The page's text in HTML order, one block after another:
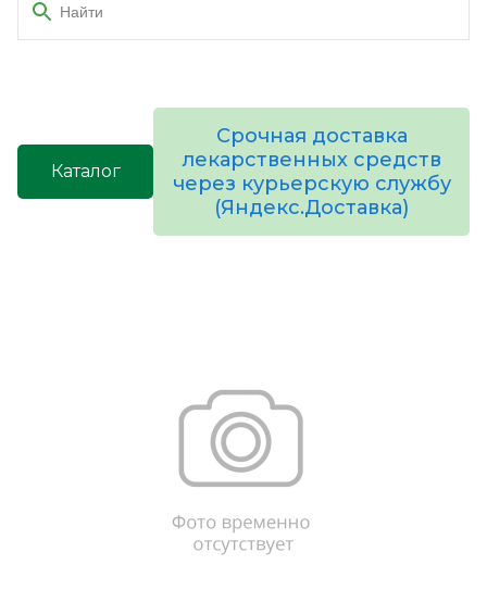
Каталог
Срочная доставка
лекарственных средств
через курьерскую службу
(Яндекс.Доставка)